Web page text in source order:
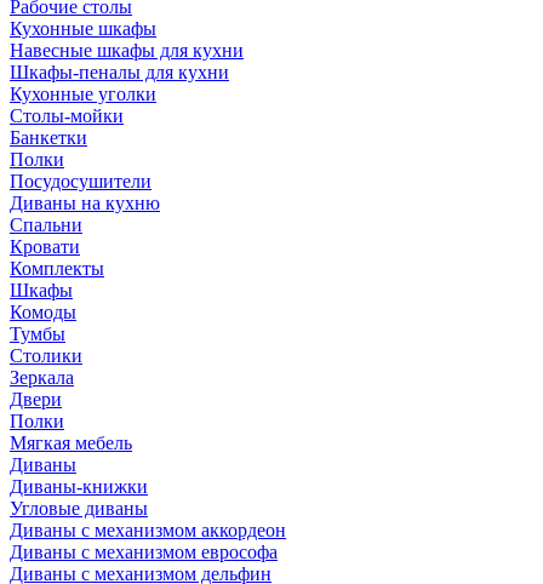
Рабочие столы
Кухонные шкафы
Навесные шкафы для кухни
Шкафы-пеналы для кухни
Кухонные уголки
Столы-мойки
Банкетки
Полки
Посудосушители
Диваны на кухню
Спальни
Кровати
Комплекты
Шкафы
Комоды
Тумбы
Столики
Зеркала
Двери
Полки
Мягкая мебель
Диваны
Диваны-книжки
Угловые диваны
Диваны с механизмом аккордеон
Диваны с механизмом еврософа
Диваны с механизмом дельфин